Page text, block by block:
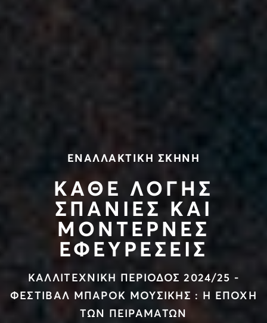
ΕΝΑΛΛΑΚΤΙΚΗ ΣΚΗΝΗ
ΚΑΘΕ ΛΟΓΗΣ
ΣΠΑΝΙΕΣ ΚΑΙ
ΜΟΝΤΕΡΝΕΣ
ΕΦΕΥΡΕΣΕΙΣ
ΚΑΛΛΙΤΕΧΝΙΚΗ ΠΕΡΙΟΔΟΣ 2024/25 -
ΦΕΣΤΙΒΑΛ ΜΠΑΡΟΚ ΜΟΥΣΙΚΗΣ : Η ΕΠΟΧΗ
ΤΩΝ ΠΕΙΡΑΜΑΤΩΝ